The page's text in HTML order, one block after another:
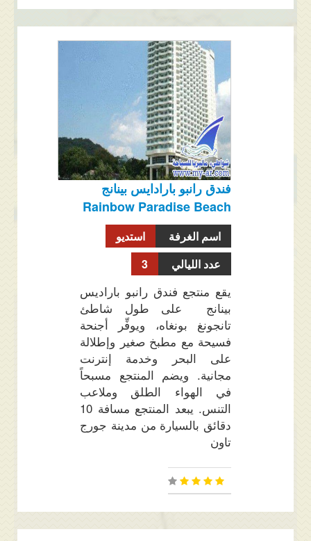
فندق رانبو بارادايس بينانج
Rainbow Paradise Beach
اسم الغرفة
استديو
عدد الليالي
3
يقع منتجع فندق رانبو باراديس
بينانج على طول شاطئ
تانجونغ بونغاه، ويوفِّر أجنحة
فسيحة مع مطبخ صغير وإطلالة
على البحر وخدمة إنترنت
مجانية. ويضم المنتجع مسبحاً
في الهواء الطلق وملاعب
التنس. يبعد المنتجع مسافة 10
دقائق بالسيارة من مدينة جورج
تاون